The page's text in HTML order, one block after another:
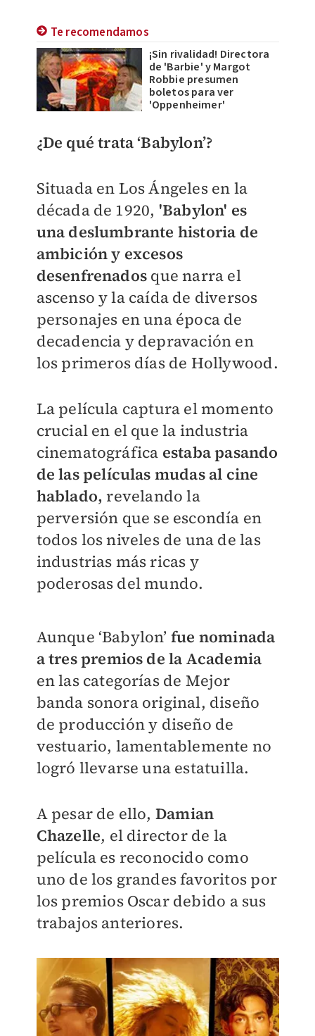
Te recomendamos
¡Sin rivalidad! Directora
de 'Barbie' y Margot
Robbie presumen
boletos para ver
'Oppenheimer'
¿De qué trata ‘Babylon’?
Situada en Los Ángeles en la
década de 1920, 'Babylon' es
una deslumbrante historia de
ambición y excesos
desenfrenados que narra el
ascenso y la caída de diversos
personajes en una época de
decadencia y depravación en
los primeros días de Hollywood.
La película captura el momento
crucial en el que la industria
cinematográfica estaba pasando
de las películas mudas al cine
hablado, revelando la
perversión que se escondía en
todos los niveles de una de las
industrias más ricas y
poderosas del mundo.
Aunque ‘Babylon’ fue nominada
a tres premios de la Academia
en las categorías de Mejor
banda sonora original, diseño
de producción y diseño de
vestuario, lamentablemente no
logró llevarse una estatuilla.
A pesar de ello, Damian
Chazelle, el director de la
película es reconocido como
uno de los grandes favoritos por
los premios Oscar debido a sus
trabajos anteriores.